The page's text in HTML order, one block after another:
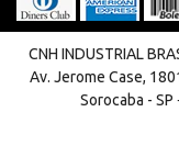
CNH INDUSTRIAL
Av. Jerome Case,
Sorocaba -